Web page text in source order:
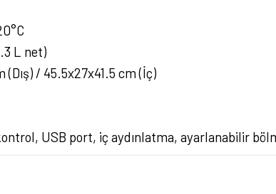
L net)
(Dış) / 45.5x27x41.5 cm (İç)
USB port, iç aydınlatma, ayarlanabilir